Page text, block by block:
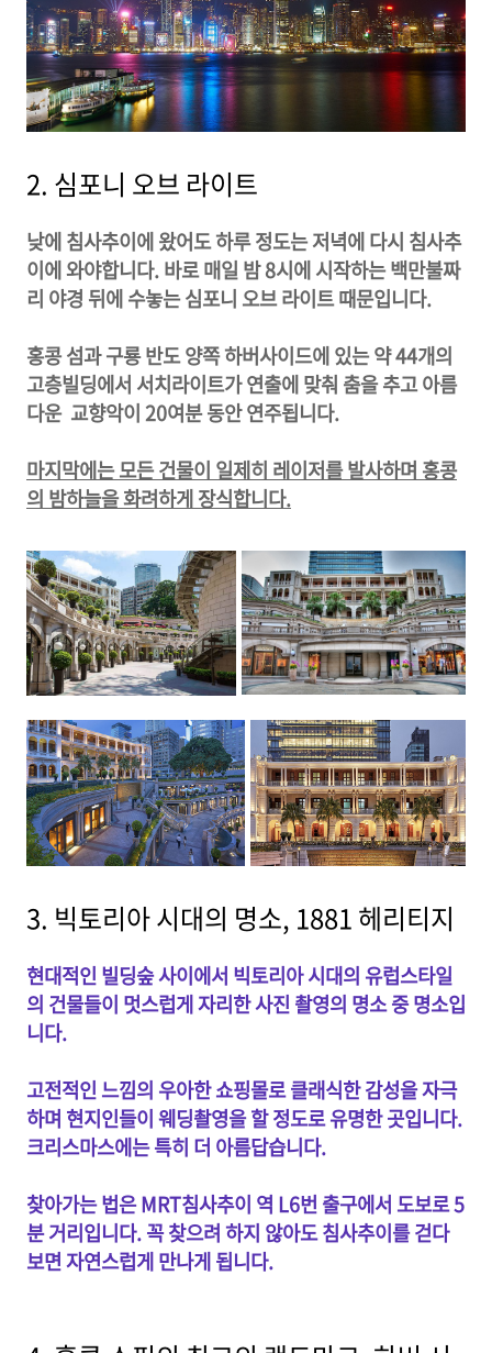
2. 심포니 오브 라이트
낮에 침사추이에 왔어도 하루 정도는 저녁에 다시 침사추
이에 와야합니다. 바로 매일 밤 8시에 시작하는 백만불짜
리 야경 뒤에 수놓는 심포니 오브 라이트 때문입니다.
홍콩 섬과 구룡 반도 양쪽 하버사이드에 있는 약 44개의
고층빌딩에서 서치라이트가 연출에 맞춰 춤을 추고 아름
다운 교향악이 20여분 동안 연주됩니다.
마지막에는 모든 건물이 일제히 레이저를 발사하며 홍콩
의 밤하늘을 화려하게 장식합니다.
3. 빅토리아 시대의 명소, 1881 헤리티지
현대적인 빌딩숲 사이에서 빅토리아 시대의 유럽스타일
의 건물들이 멋스럽게 자리한 사진 촬영의 명소 중 명소입
니다.
고전적인 느낌의 우아한 쇼핑몰로 클래식한 감성을 자극
하며 현지인들이 웨딩촬영을 할 정도로 유명한 곳입니다.
크리스마스에는 특히 더 아름답습니다.
찾아가는 법은 MRT침사추이 역 L6번 출구에서 도보로 5
분 거리입니다. 꼭 찾으려 하지 않아도 침사추이를 걷다
보면 자연스럽게 만나게 됩니다.